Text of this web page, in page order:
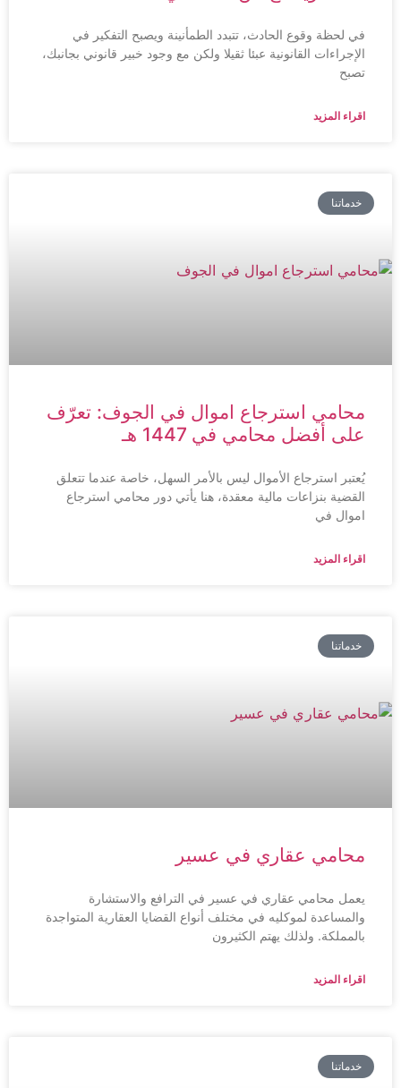
في لحظة وقوع الحادث، تتبدد الطمأنينة ويصبح التفكير في
الإجراءات القانونية عبئا ثقيلا ولكن مع وجود خبير قانوني بجانبك،
اقراء المزيد
خدماتنا
محامي استرجاع اموال في الجوف: تعرّف
على أفضل محامي في 1447 هـ
يُعتبر استرجاع الأموال ليس بالأمر السهل، خاصة عندما تتعلق
القضية بنزاعات مالية معقدة، هنا يأتي دور محامي استرجاع
اموال في
اقراء المزيد
خدماتنا
محامي عقاري في عسير
يعمل محامي عقاري في عسير في الترافع والاستشارة
والمساعدة لموكليه في مختلف أنواع القضايا العقارية المتواجدة
بالمملكة. ولذلك يهتم الكثيرون
اقراء المزيد
خدماتنا